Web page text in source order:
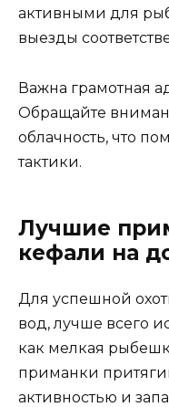
активными для
выезды
Важна грамотная
Обращайте
облачность, что
тактики.
Лучшие
кефали на
Для успешной
вод, лучше всего
как мелкая
приманки
активностью и